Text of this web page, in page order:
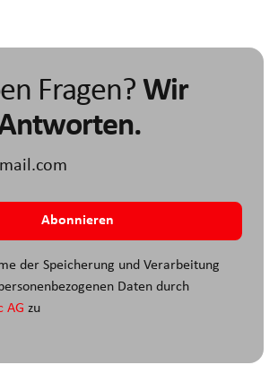
Fragen? Wir
der Speicherung und Verarbeitung
Daten durch
AG zu